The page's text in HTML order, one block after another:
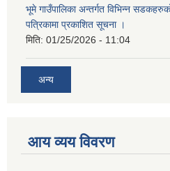
भूमे गाउँपालिका अन्तर्गत विभिन्न
पत्रिकामा प्रकाशित सूचना ।
मिति: 01/25/2026 - 11:04
अन्य
आय व्यय विवरण